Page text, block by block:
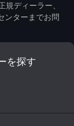
ディーラー、
ンターまでお問
を探す